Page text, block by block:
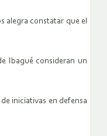
alegra constatar que el
Ibagué consideran un
iniciativas en defensa